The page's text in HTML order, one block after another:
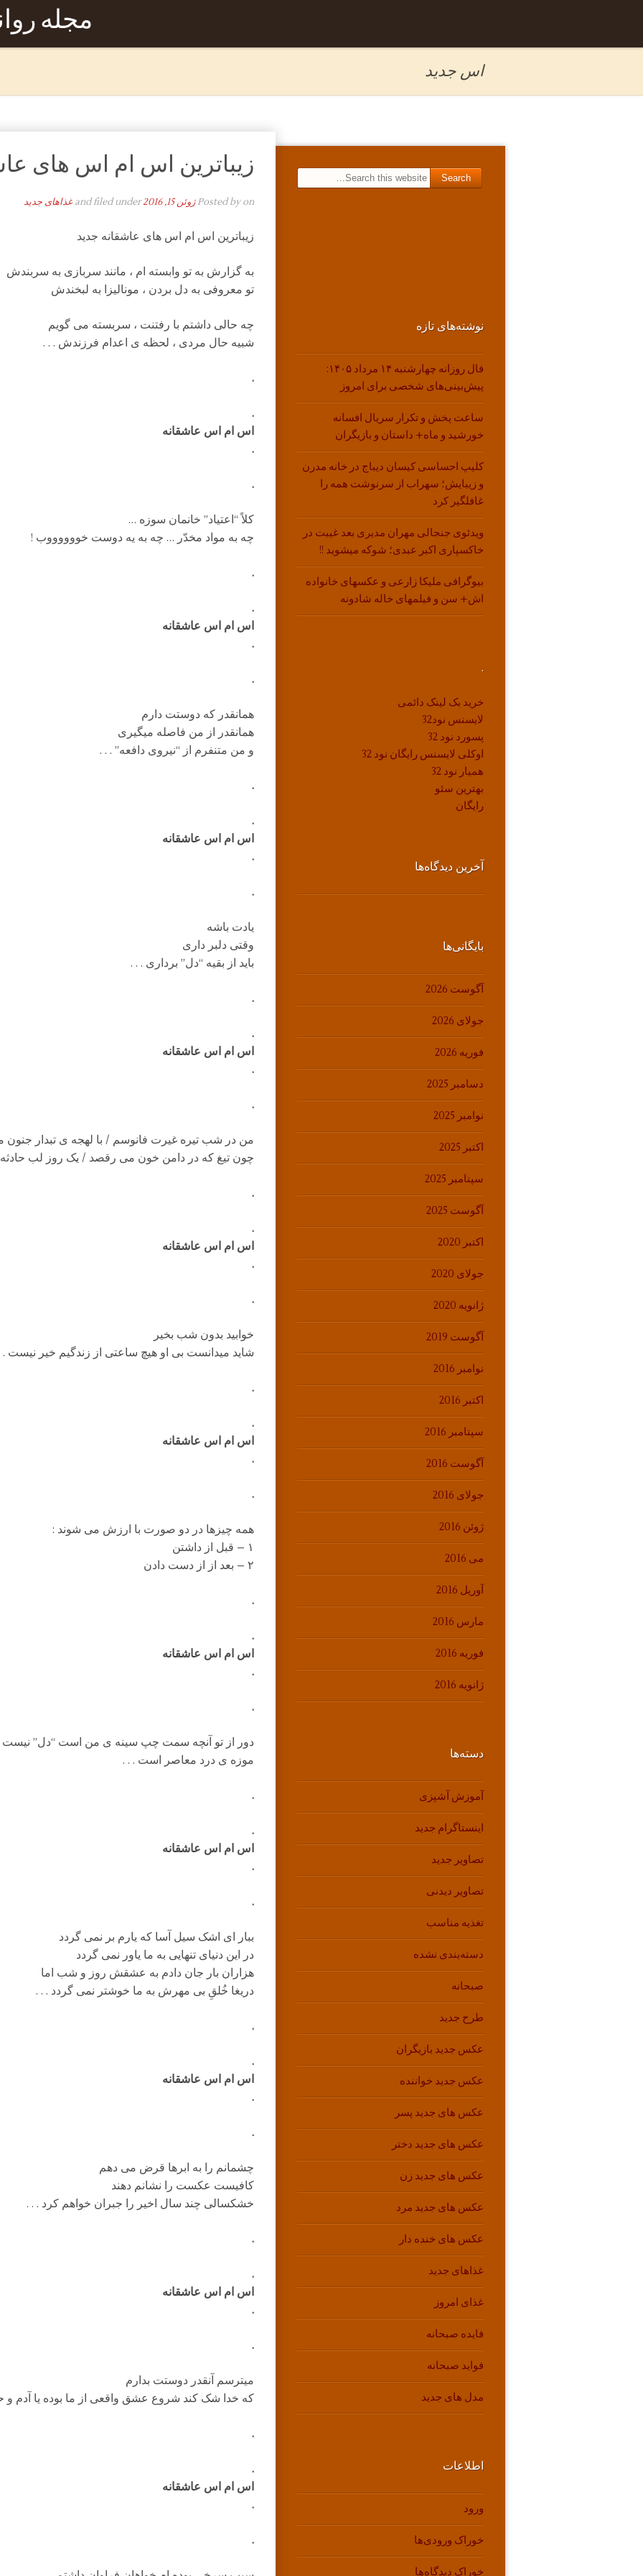
مجله
اس جدید
زیباترین اس ام اس های
Posted byon ژوئن 15, 2016 and filed under غذاهای جدید
زیباترین اس ام اس های عاشقانه جدید
به گزارش به تو وابسته ام ، مانند سربازی به سربندش
تو معروفی به دل بردن ، مونالیزا به لبخندش
چه حالی داشتم با رفتنت ، سربسته می گویم
شبیه حال مردی ، لحظه ی اعدام فرزندش . . .
.
.
اس ام اس عاشقانه
.
.
کلاً “اعتیاد” خانمان سوزه …
چه به مواد مخدّر … چه به یه دوست خووووووب !
.
.
اس ام اس عاشقانه
.
.
همانقدر که دوستت دارم
همانقدر از من فاصله میگیری
و من متنفرم از “نیروی دافعه” . . .
.
.
اس ام اس عاشقانه
.
.
یادت باشه
وقتی دلبر داری
باید از بقیه “دل” برداری . . .
.
.
اس ام اس عاشقانه
.
.
من در شب تیره غیرت فانوسم / با لهجه ی تبدار جنون
چون تیغ که در دامن خون می رقصد / یک روز لب
.
.
اس ام اس عاشقانه
.
.
خوابید بدون شب بخیر
شاید میدانست بی او هیچ ساعتی از زندگیم خیر نیست .
.
.
اس ام اس عاشقانه
.
.
همه چیزها در دو صورت با ارزش می شوند :
۱ – قبل از داشتن
۲ – بعد از از دست دادن
.
.
اس ام اس عاشقانه
.
.
دور از تو آنچه سمت چپ سینه ی من است “دل” نیست
موزه ی درد معاصر است . . .
.
.
اس ام اس عاشقانه
.
.
ببار ای اشک سیل آسا که یارم بر نمی گردد
در این دنیای تنهایی به ما یاور نمی گردد
هزاران بار جان دادم به عشقش روز و شب اما
دریغا خُلقِ بی مهرش به ما خوشتر نمی گردد . . .
.
.
اس ام اس عاشقانه
.
.
چشمانم را به ابرها قرض می دهم
کافیست عکست را نشانم دهند
خشکسالی چند سال اخیر را جبران خواهم کرد . . .
.
.
اس ام اس عاشقانه
.
.
میترسم آنقدر دوستت بدارم
که خدا شک کند شروع عشق واقعی از ما بوده یا آدم و
.
.
اس ام اس عاشقانه
.
.
Search for:
نوشته‌های تازه
فال روزانه چهارشنبه ۱۴ مرداد ۱۴۰۵:
پیش‌بینی‌های شخصی برای امروز
ساعت پخش و تکرار سریال افسانه
خورشید و ماه+ داستان و بازیگران
کلیپ احساسی کیسان دیباج در خانه مدرن
و زیبایش؛ سهراب از سرنوشت همه را
غافلگیر کرد
ویدئوی جنجالی مهران مدیری بعد غیبت در
خاکسپاری اکبر عبدی؛ شوکه میشوید !!
بیوگرافی ملیکا زارعی و عکسهای خانواده
اش+ سن و فیلمهای خاله شادونه
.
خرید بک لینک دائمی
لایسنس نود32
پسورد نود 32
اوکلی لایسنس رایگان نود 32
همیار نود 32
بهترین سئو
رایگان
آخرین دیدگاه‌ها
بایگانی‌ها
آگوست 2026
جولای 2026
فوریه 2026
دسامبر 2025
نوامبر 2025
اکتبر 2025
سپتامبر 2025
آگوست 2025
اکتبر 2020
جولای 2020
ژانویه 2020
آگوست 2019
نوامبر 2016
اکتبر 2016
سپتامبر 2016
آگوست 2016
جولای 2016
ژوئن 2016
می 2016
آوریل 2016
مارس 2016
فوریه 2016
ژانویه 2016
دسته‌ها
آموزش آشپزی
اینستاگرام جدید
تصاویر جدید
تصاویر دیدنی
تغذیه مناسب
دسته‌بندی نشده
صبحانه
طرح جدید
عکس جدید بازیگران
عکس جدید خواننده
عکس های جدید پسر
عکس های جدید دختر
عکس های جدید زن
عکس های جدید مرد
عکس های خنده دار
غذاهای جدید
غذای امروز
فایده صبحانه
فواید صبحانه
مدل های جدید
اطلاعات
ورود
خوراک ورودی‌ها
خوراک دیدگاه‌ها